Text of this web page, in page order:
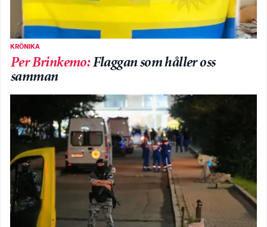
KRÖNIKA
Per Brinkemo:Flaggan som håller oss
samman